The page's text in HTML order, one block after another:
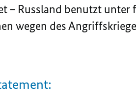
– Russland benutzt unter
wegen des